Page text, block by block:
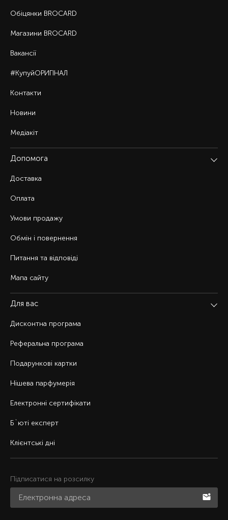
Обіцянки BROCARD
Магазини BROCARD
Вакансії
#КупуйОРИГІНАЛ
Контакти
Новини
Медіакіт
Допомога
Доставка
Оплата
Умови продажу
Обмін і повернення
Питання та відповіді
Мапа сайту
Для вас
Дисконтна програма
Реферальна програма
Подарункові картки
Нішева парфумерія
Електронні сертифікати
Б`юті експерт
Клієнтські дні
Підписатися на розсилку